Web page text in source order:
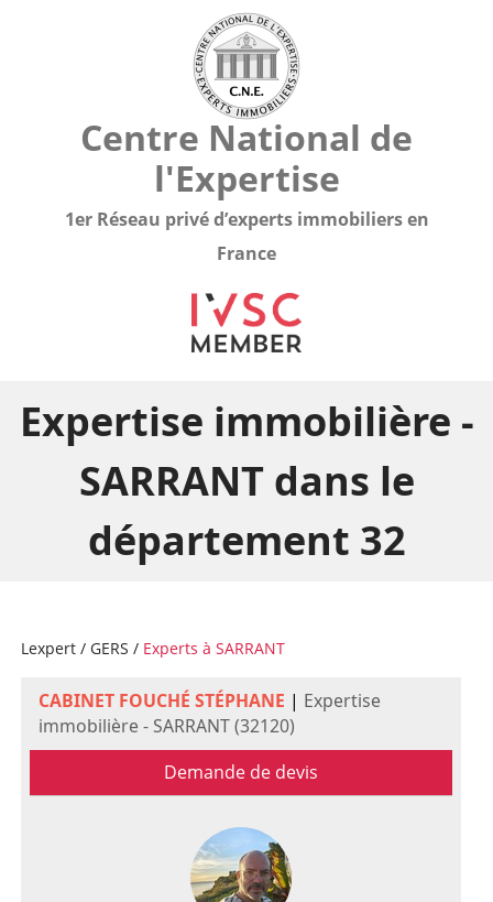
Centre National de
l'Expertise
1er Réseau privé d’experts immobiliers en
France
Expertise immobilière -
SARRANT dans le
département 32
Lexpert/ GERS / Experts à SARRANT
CABINET FOUCHÉ STÉPHANE | Expertise
immobilière - SARRANT (32120)
Demande de devis